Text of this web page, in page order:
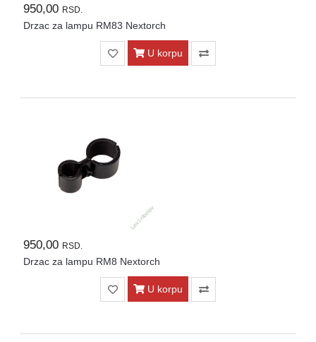
USLOVI
ISPORUKE
950,00 RSD.
Drzac za lampu RM83 Nextorch
U korpu
950,00 RSD.
Drzac za lampu RM8 Nextorch
U korpu